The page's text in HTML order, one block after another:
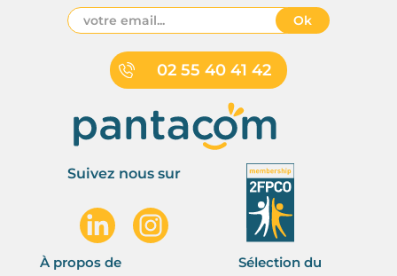
02 55 40 41 42
Ok
Suivez nous sur
À propos de
Sélection du